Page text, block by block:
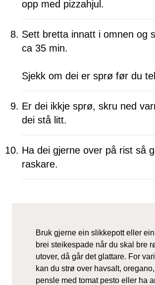
opp med pizzahjul.
Sett bretta innatt i omnen og
ca 35 min.
Sjekk om dei er sprø før du
Er dei ikkje sprø, skru ned
dei stå litt.
Ha dei gjerne over på rist så
raskare.
Bruk gjerne ein slikkepott eller
brei steikespade når du skal bre
utover, då går det glattare. For
kan du strø over havsalt,
pensle med tomat pesto eller ha